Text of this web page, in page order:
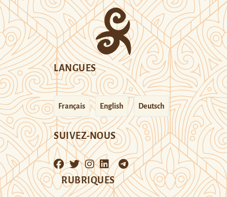
LANGUES
Français English Deutsch
SUIVEZ-NOUS
RUBRIQUES